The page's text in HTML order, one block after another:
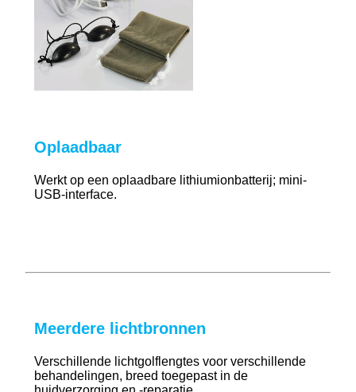
Oplaadbaar
Werkt op een oplaadbare lithiumionbatterij; mini-
USB-interface.
Meerdere lichtbronnen
Verschillende lichtgolflengtes voor verschillende
behandelingen, breed toegepast in de